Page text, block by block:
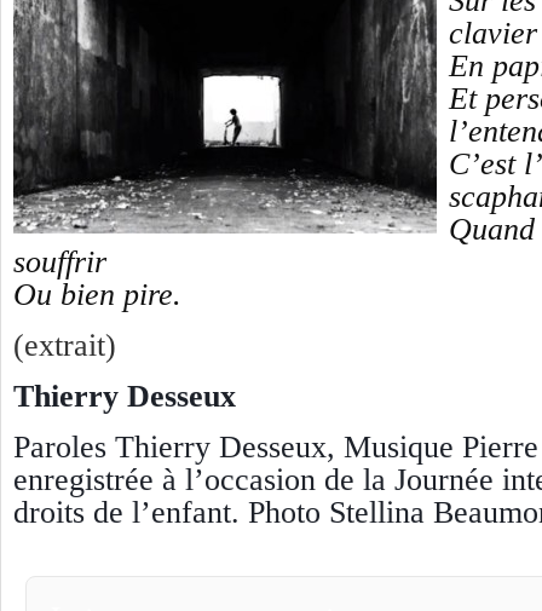
clavier
En
Et
C’est
souffrir
Ou bien pire.
(extrait)
Thierry Desseux
Paroles Thierry Desseux, Musique
enregistrée à l’occasion de la Journée
droits de l’enfant. Photo Stellina